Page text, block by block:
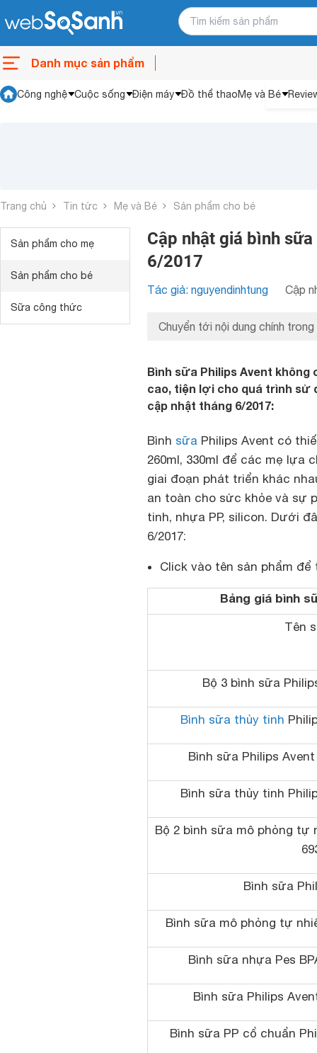
Danh mục sản phẩm
Công nghệ Cuộc sống Điện máy Đồ thể thaoMẹ và Bé
Trang chủ Tin tức Mẹ và Bé Sản phẩm cho bé
Sản phẩm cho mẹ
Sản phẩm cho bé
Sữa công thức
Cập nhật giá bình
6/2017
Tác giả: nguyendinhtung Cập
Chuyển tới nội dung chính trong
Bình sữa Philips Avent
cao, tiện lợi cho quá trình sử
cập nhật tháng 6/2017:
Bình sữa Philips Avent có
260ml, 330ml để các mẹ lựa
giai đoạn phát triển khác
an toàn cho sức khỏe và sự
tinh, nhựa PP, silicon. Dưới
6/2017:
Click vào tên sản phẩm
Bảng giá bình
Tên
Bộ 3 bình sữa
Bình sữa thủy tinh
Bình sữa Philips Avent
Bình sữa thủy tinh
Bộ 2 bình sữa mô phỏng tự
Bình sữa
Bình sữa mô phỏng tự
Bình sữa nhựa Pes
Bình sữa Philips
Bình sữa PP cổ chuẩn